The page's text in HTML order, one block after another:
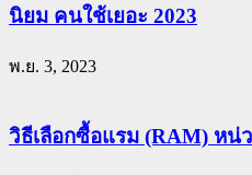
นิยม คนใช้เยอะ 2023
พ.ย. 3, 2023
วิธีเลือกซื้อแรม (RAM) หน่